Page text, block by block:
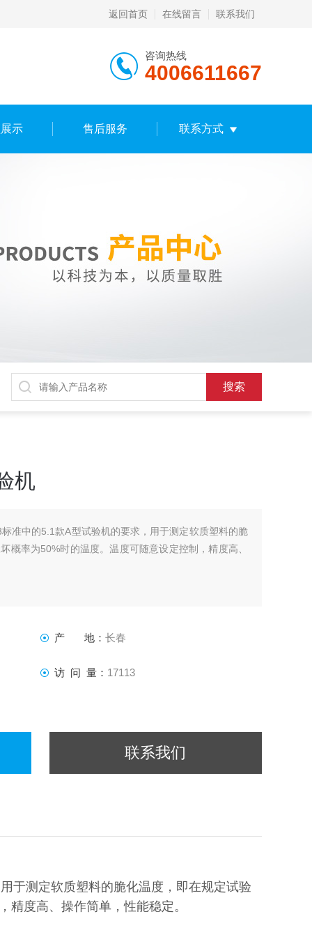
返回首页 在线留言 联系我们
咨询热线
4006611667
示 售后服务 联系方式
机
准中的5.1款A型试验机的要求，用于测定软质塑料的脆
概率为50%时的温度。温度可随意设定控制，精度高、
产 地： 长春
访 问 量： 17113
联系我们
于测定软质塑料的脆化温度，即在规定试验
精度高、操作简单，性能稳定。